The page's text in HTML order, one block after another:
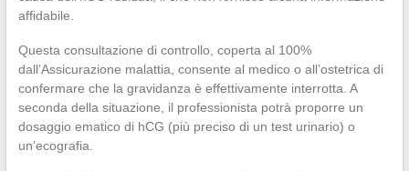
affidabile.
Questa consultazione di controllo, coperta al 100%
dall’Assicurazione malattia, consente al medico o all’ostetrica di
confermare che la gravidanza è effettivamente interrotta. A
seconda della situazione, il professionista potrà proporre un
dosaggio ematico di hCG (più preciso di un test urinario) o
un’ecografia.